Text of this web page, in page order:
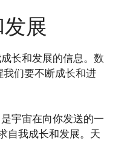
展
长和发展的信息。数
们要不断成长和进
宇宙在向你发送的一
自我成长和发展。天